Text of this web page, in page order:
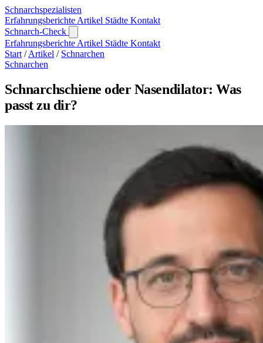
Schnarchspezialisten
Erfahrungsberichte Artikel Städte Kontakt
Schnarch-Check
Erfahrungsberichte Artikel Städte Kontakt
Start / Artikel / Schnarchen
Schnarchen
Schnarchschiene oder Nasendilator: Was
passt zu dir?